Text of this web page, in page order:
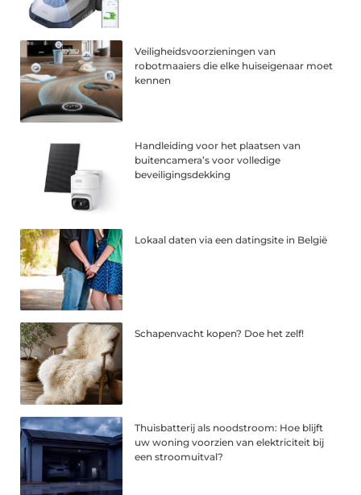
Veiligheidsvoorzieningen van
robotmaaiers die elke huiseigenaar moet
kennen
Handleiding voor het plaatsen van
buitencamera’s voor volledige
beveiligingsdekking
Lokaal daten via een datingsite in België
Schapenvacht kopen? Doe het zelf!
Thuisbatterij als noodstroom: Hoe blijft
uw woning voorzien van elektriciteit bij
een stroomuitval?